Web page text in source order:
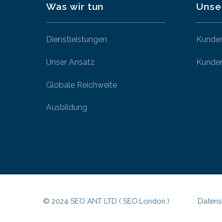
Was wir tun
Dienstleistungen
Unser Ansatz
Globale Reichweite
Ausbildung
© 2024 SEO ANT LTD ( SEO.London )